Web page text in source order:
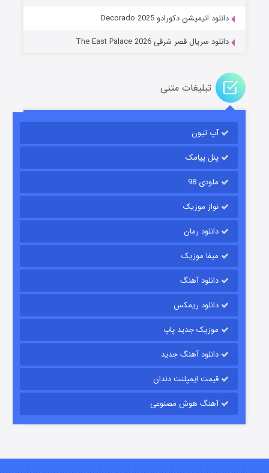
قسمت
قسمت۷ (زیرنویس) منتشر شد
دانلود انیمیشن دکورادو Decorado 2025
دانلود سریال قصر شرقی The East Palace 2026
تبلیغات متنی
آپ تیون
پنل پیامک
ملودی 98
نواز موزیک
دانلود رمان
میفا موزیک
دانلود آهنگ
دانلود ریمکس
موزیک جدید پاپ
دانلود آهنگ جدید
قیمت ایمپلنت دندان
آهنگ هوش مصنوعی